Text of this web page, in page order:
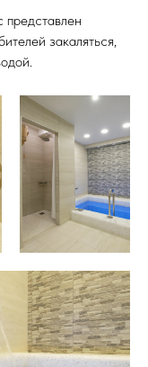
закаляться,